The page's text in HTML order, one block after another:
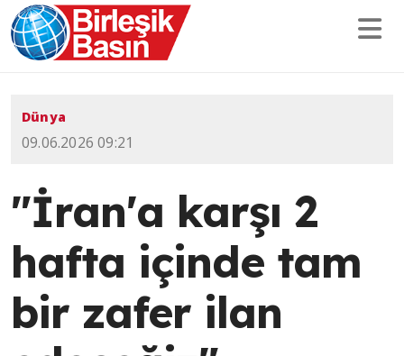
Dünya
09.06.2026 09:21
"İran'a karşı 2
hafta içinde tam
bir zafer ilan